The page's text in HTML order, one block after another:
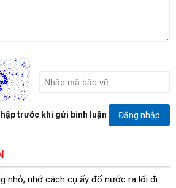
trước khi gửi bình luận Đăng nhập
nhỏ, nhớ cách cụ ấy đổ nước ra lối đi